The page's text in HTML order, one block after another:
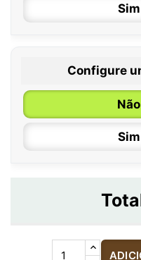
Sim
Configure
Não
Sim